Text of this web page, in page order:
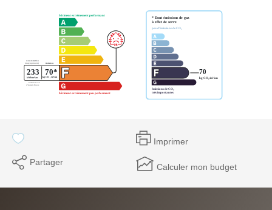
Imprimer
Partager Calculer mon budget